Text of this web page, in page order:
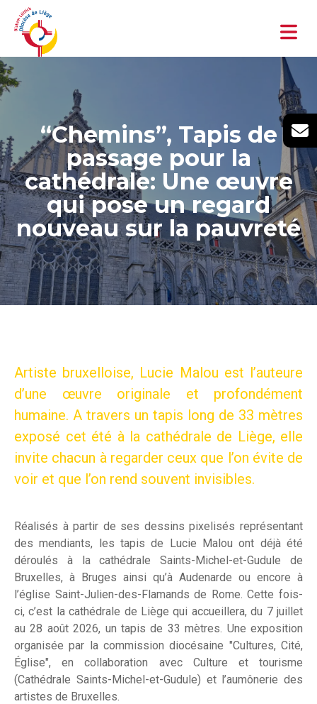
“Chemins”, Tapis de
passage pour la
cathédrale: Une œuvre
qui pose un regard
nouveau sur la pauvreté
Artiste bruxelloise, Lucie Malou est l’auteure
d’une œuvre originale et profondément
humaine. A travers un tapis long de 33 mètres
exposé cet été à la cathédrale de Liège, elle
invite chacun à regarder ceux que l’on évite de
voir et que l’on rend souvent invisibles.
Réalisés à partir de ses dessins pixelisés représentant
des mendiants, les tapis de Lucie Malou ont déjà été
déroulés à la cathédrale Saints-Michel-et-Gudule de
Bruxelles, à Bruges ainsi qu’à Audenarde ou encore à
l’église Saint-Julien-des-Flamands de Rome. Cette fois-
ci, c’est la cathédrale de Liège qui accueillera, du 7 juillet
au 28 août 2026, un tapis de 33 mètres. Une exposition
organisée par la commission diocésaine "Cultures, Cité,
Église", en collaboration avec Culture et tourisme
(Cathédrale Saints-Michel-et-Gudule) et l’aumônerie des
artistes de Bruxelles.